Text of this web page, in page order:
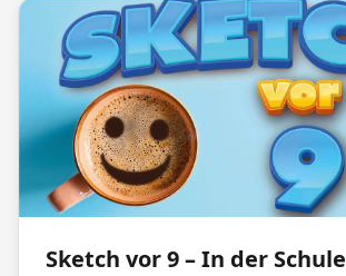
Sketch vor 9 – In der Schule